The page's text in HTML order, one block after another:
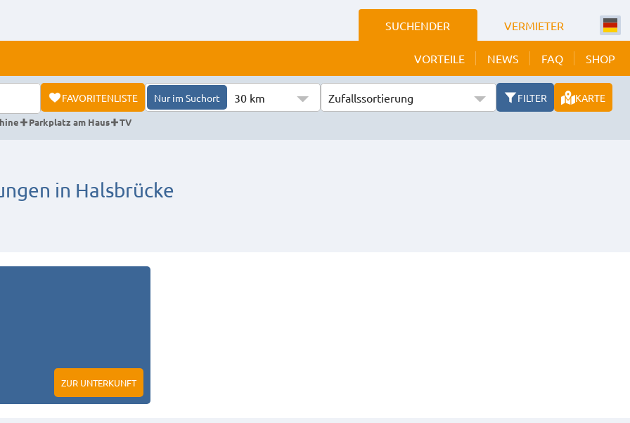
SUCHENDER VERMIETER
VORTEILE NEWS FAQ SHOP
FAVORITENLISTE Nur im Suchort 30 km Zufallssortierung FILTER
KARTE
Parkplatz am Haus TV
in Halsbrücke
ZUR UNTERKUNFT